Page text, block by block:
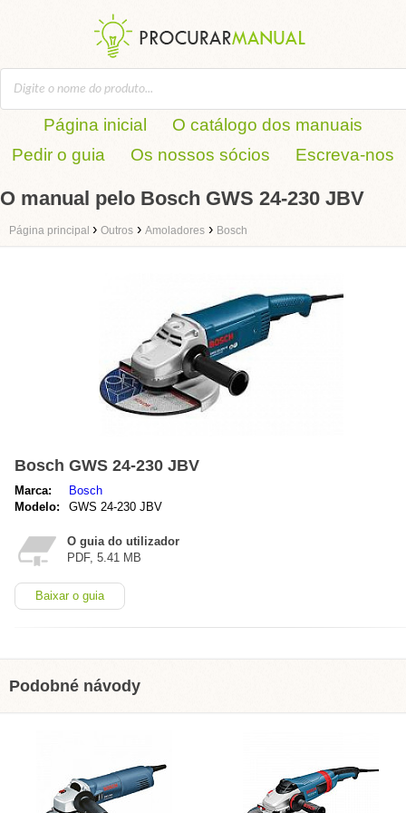
Página inicial
O catálogo dos manuais
Pedir o guia
Os nossos sócios Escreva-nos
O manual pelo Bosch GWS 24-230 JBV
Página principal › Outros › Amoladores › Bosch
Bosch GWS 24-230 JBV
Marca:
Bosch
Modelo:
GWS 24-230 JBV
O guia do utilizador
PDF, 5.41 MB
Baixar o guia
Podobné návody